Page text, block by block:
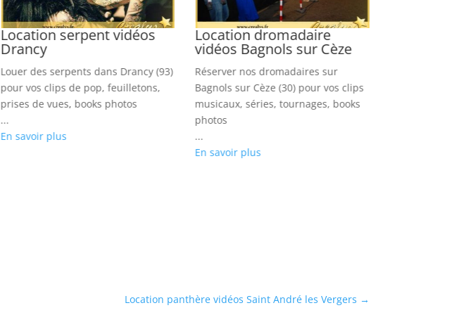
Location serpent vidéos
Drancy
Louer des serpents dans Drancy (93)
pour vos clips de pop, feuilletons,
prises de vues, books photos
...
En savoir plus
Location dromadaire
vidéos Bagnols sur Cèze
Réserver nos dromadaires sur
Bagnols sur Cèze (30) pour vos clips
musicaux, séries, tournages, books
photos
...
En savoir plus
Location panthère vidéos Saint André les Vergers →